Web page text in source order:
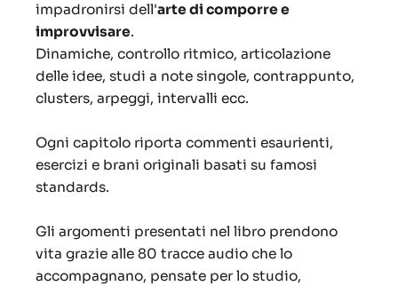
impadronirsi dell'arte di comporre e
improvvisare.
Dinamiche, controllo ritmico, articolazione
delle idee, studi a note singole, contrappunto,
clusters, arpeggi, intervalli ecc.
Ogni capitolo riporta commenti esaurienti,
esercizi e brani originali basati su famosi
standards.
Gli argomenti presentati nel libro prendono
vita grazie alle 80 tracce audio che lo
accompagnano, pensate per lo studio,